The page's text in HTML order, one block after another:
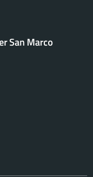
San Marco